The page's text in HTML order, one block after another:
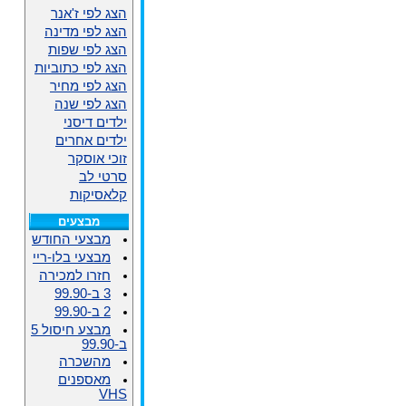
הצג לפי ז'אנר
הצג לפי מדינה
הצג לפי שפות
הצג לפי כתוביות
הצג לפי מחיר
הצג לפי שנה
ילדים דיסני
ילדים אחרים
זוכי אוסקר
סרטי לב
קלאסיקות
מבצעים
מבצעי החודש
מבצעי בלו-ריי
חזרו למכירה
3 ב-99.90
2 ב-99.90
מבצע חיסול 5
ב-99.90
מהשכרה
מאספנים
VHS